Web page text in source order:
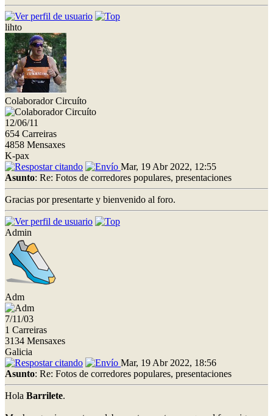
lihto
Colaborador Circuíto
12/06/11
654 Carreiras
4858 Mensaxes
K-pax
Mar, 19 Abr 2022, 12:55
Asunto: Re: Fotos de corredores populares, presentaciones
Gracias por presentarte y bienvenido al foro.
Admin
Adm
7/11/03
1 Carreiras
3134 Mensaxes
Galicia
Mar, 19 Abr 2022, 18:56
Asunto: Re: Fotos de corredores populares, presentaciones
Hola Barrilete.